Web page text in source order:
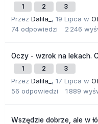
1 2 3
Przez Dalila_ , 19 Lipca w
74 odpowiedzi 2 246
Oczy - wzrok na lekach.
1 2 3
Przez Dalila_ , 17 Lipca w
56 odpowiedzi 1 889
Wszędzie dobrze, ale w